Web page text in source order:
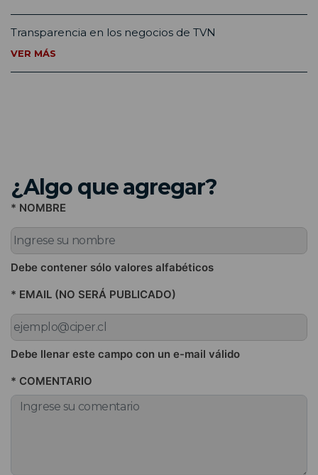
Transparencia en los negocios de TVN
VER MÁS
¿Algo que agregar?
* NOMBRE
Debe contener sólo valores alfabéticos
* EMAIL (NO SERÁ PUBLICADO)
Debe llenar este campo con un e-mail válido
* COMENTARIO